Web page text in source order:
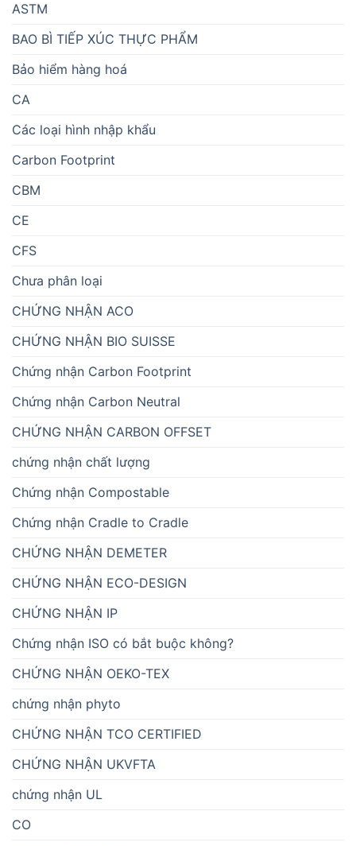
ASTM
BAO BÌ TIẾP XÚC THỰC PHẨM
Bảo hiểm hàng hoá
CA
Các loại hình nhập khẩu
Carbon Footprint
CBM
CE
CFS
Chưa phân loại
CHỨNG NHẬN ACO
CHỨNG NHẬN BIO SUISSE
Chứng nhận Carbon Footprint
Chứng nhận Carbon Neutral
CHỨNG NHẬN CARBON OFFSET
chứng nhận chất lượng
Chứng nhận Compostable
Chứng nhận Cradle to Cradle
CHỨNG NHẬN DEMETER
CHỨNG NHẬN ECO-DESIGN
CHỨNG NHẬN IP
Chứng nhận ISO có bắt buộc không?
CHỨNG NHẬN OEKO-TEX
chứng nhận phyto
CHỨNG NHẬN TCO CERTIFIED
CHỨNG NHẬN UKVFTA
chứng nhận UL
CO